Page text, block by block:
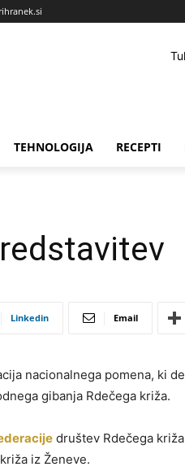
TEHNOLOGIJA RECEPTI
Linkedin Email
nacionalnega pomena, ki
gibanja Rdečega križa.
društev Rdečega
iz Ženeve.